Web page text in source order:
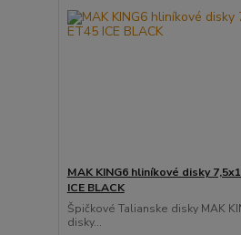
MAK KING6 hliníkové disky
ICE BLACK
Špičkové Talianske disky MAK
disky...